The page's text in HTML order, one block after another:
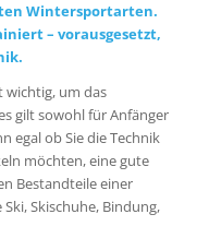
Wintersportarten.
– vorausgesetzt,
wichtig, um das
gilt sowohl für Anfänger
egal ob Sie die Technik
möchten, eine gute
Bestandteile einer
Skischuhe, Bindung,